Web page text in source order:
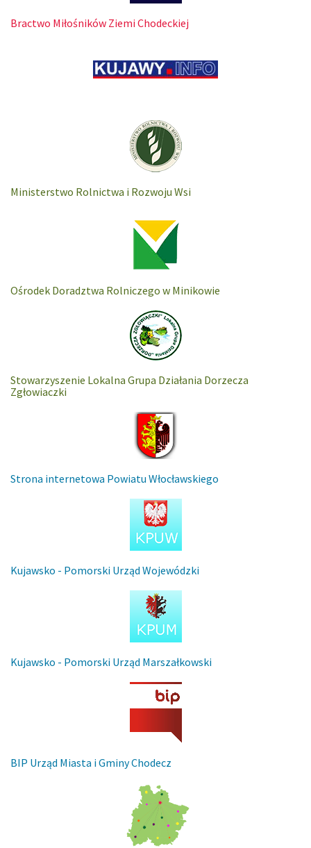
Bractwo Miłośników Ziemi Chodeckiej
Ministerstwo Rolnictwa i Rozwoju Wsi
Ośrodek Doradztwa Rolniczego w Minikowie
Stowarzyszenie Lokalna Grupa Działania Dorzecza
Zgłowiaczki
Strona internetowa Powiatu Włocławskiego
Kujawsko - Pomorski Urząd Wojewódzki
Kujawsko - Pomorski Urząd Marszałkowski
BIP Urząd Miasta i Gminy Chodecz